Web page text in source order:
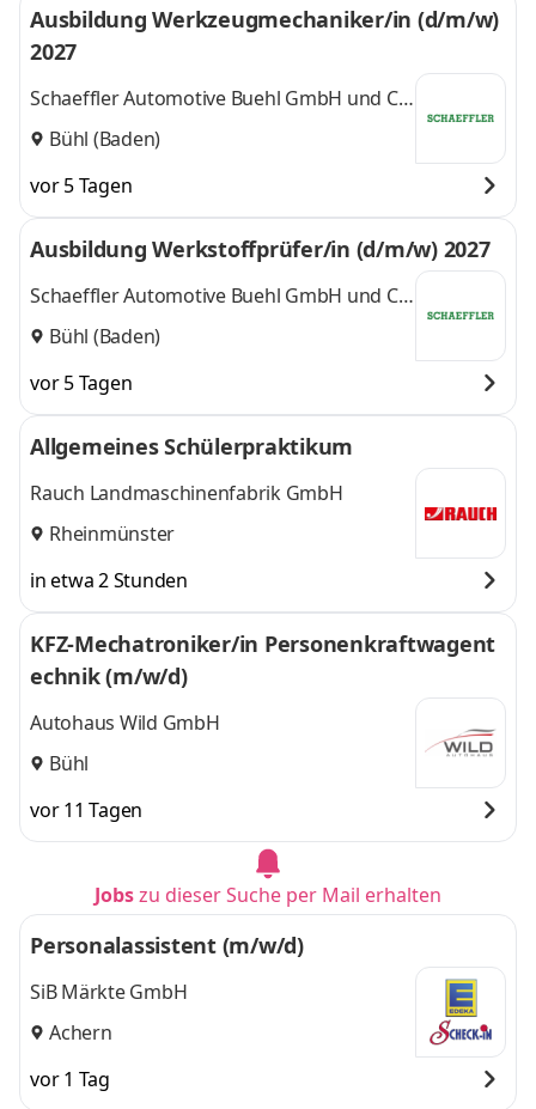
Ausbildung Werkzeugmechaniker/in (d/m/w)
2027
Schaeffler Automotive Buehl GmbH und Co.
KGBühl (Baden)
vor 5 Tagen
Ausbildung Werkstoffprüfer/in (d/m/w) 2027
Schaeffler Automotive Buehl GmbH und Co.
KGBühl (Baden)
vor 5 Tagen
Allgemeines Schülerpraktikum
Rauch Landmaschinenfabrik GmbH
Rheinmünster
in etwa 2 Stunden
KFZ-Mechatroniker/in Personenkraftwagent
echnik (m/w/d)
Autohaus Wild GmbH
Bühl
vor 11 Tagen
Jobszu dieser Suche per Mail erhalten
Personalassistent (m/w/d)
SiB Märkte GmbH
Achern
vor 1 Tag